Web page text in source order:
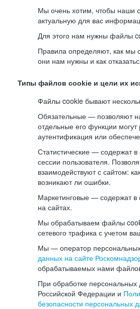
Мы очень хотим, чтобы наши
актуальную для вас
Для этого нам нужны файлы
Правила определяют, как мы
они нам нужны и как
Типы файлов cookie и цели их
Файлы cookie бывают
Обязательные — позволяют
отдельные его функции
аутентификация или
Статистические — содержат
сессии пользователя.
взаимодействуют с сайтом:
возникают ли ошибки.
Маркетинговые — содержат
на сайтах.
Мы обрабатываем файлы
сетевого трафика с учетом
Мы — оператор
данных на сайте
обрабатываемых нами
При обработке персональных
Российской Федерации и
безопасности персональных